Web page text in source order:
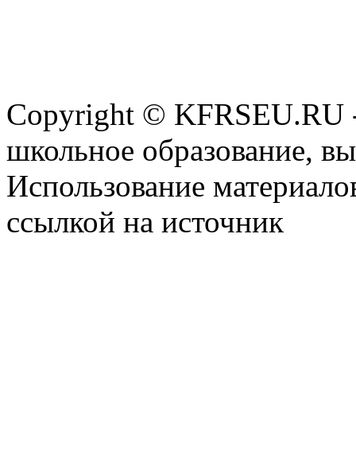
Copyright © KFRSEU.RU
школьное образование,
Использование
ссылкой на источник